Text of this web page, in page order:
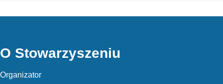
O Stowarzyszeniu
Organizator